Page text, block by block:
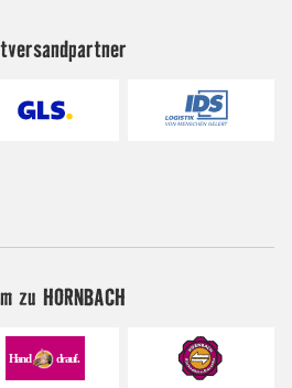
zu HORNBACH